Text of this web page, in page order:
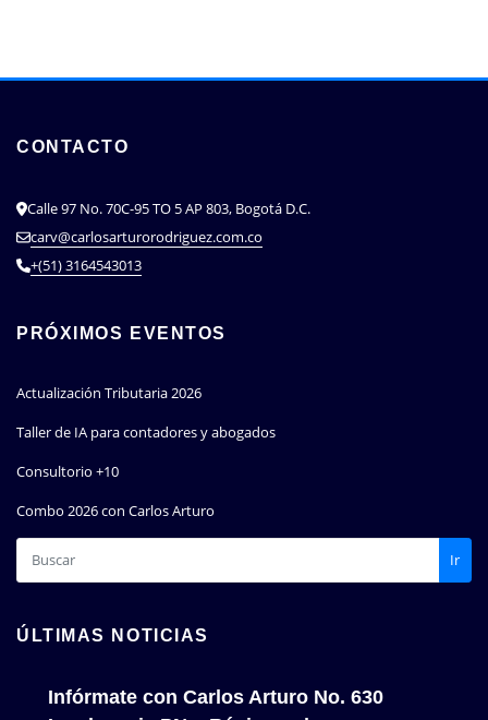
CONTACTO
Calle 97 No. 70C-95 TO 5 AP 803, Bogotá D.C.
carv@carlosarturorodriguez.com.co
+(51) 3164543013
PRÓXIMOS EVENTOS
Actualización Tributaria 2026
Taller de IA para contadores y abogados
Consultorio +10
Combo 2026 con Carlos Arturo
Ir
ÚLTIMAS NOTICIAS
Infórmate con Carlos Arturo No. 630